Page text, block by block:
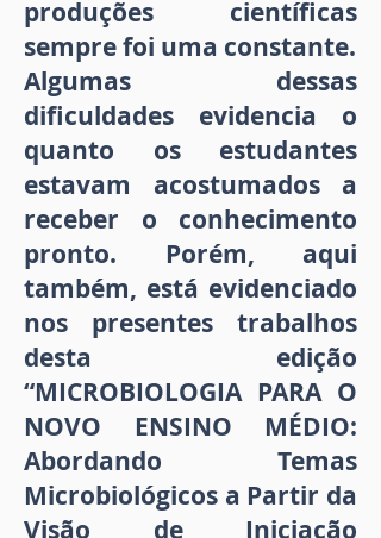
produções científicas
sempre foi uma constante.
Algumas dessas
dificuldades evidencia o
quanto os estudantes
estavam acostumados a
receber o conhecimento
pronto. Porém, aqui
também, está evidenciado
nos presentes trabalhos
desta edição
“MICROBIOLOGIA PARA O
NOVO ENSINO MÉDIO:
Abordando Temas
Microbiológicos a Partir da
Visão de Iniciação